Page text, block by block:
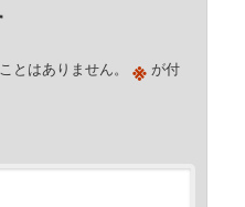
とはありません。 ※ が付